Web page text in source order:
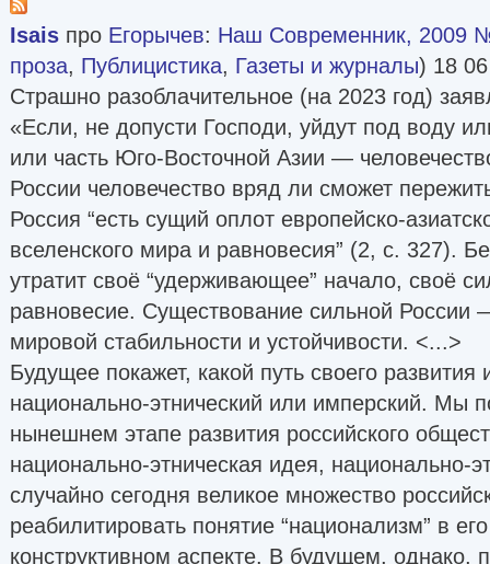
Isais про Егорычев: Наш Современник, 2009
проза, Публицистика, Газеты и журналы) 18 06
Страшно разоблачительное (на 2023 год)
«Если, не допусти Господи, уйдут под воду
или часть Юго-Восточной Азии —
России человечество вряд ли сможет
Россия “есть сущий оплот европейско-
вселенского мира и равновесия” (2, с. 327).
утратит своё “удерживающее” начало, своё
равновесие. Существование сильной России
мировой стабильности и устойчивости. <...>
Будущее покажет, какой путь своего
национально-этнический или имперский. Мы
нынешнем этапе развития российского
национально-этническая идея, национально-
случайно сегодня великое множество
реабилитировать понятие “национализм” в
конструктивном аспекте. В будущем, однако,